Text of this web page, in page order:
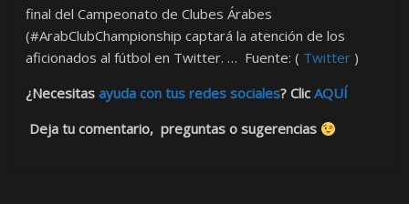
final del Campeonato de Clubes Árabes
(#ArabClubChampionship captará la atención de los
aficionados al fútbol en Twitter. … Fuente: ( Twitter )
¿Necesitasayuda con tus redes sociales? ClicAQUÍ
Deja tu comentario, preguntas o sugerencias